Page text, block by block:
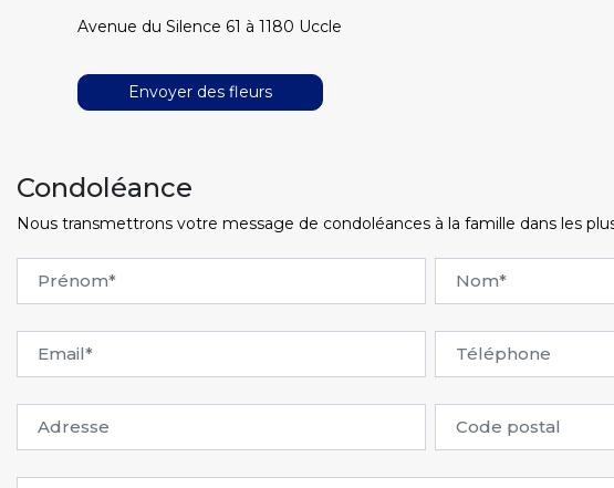
Avenue du Silence 61 à 1180 Uccle
Envoyer des fleurs
Condoléance
Nous transmettrons votre message de condoléances à la famille dans les